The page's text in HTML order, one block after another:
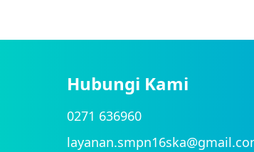
Hubungi Kami
0271 636960